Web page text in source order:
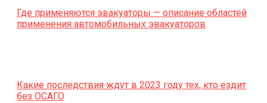
Где применяются эвакуаторы — описание областей
применения автомобильных эвакуаторов
Какие последствия ждут в 2023 году тех, кто ездит
без ОСАГО